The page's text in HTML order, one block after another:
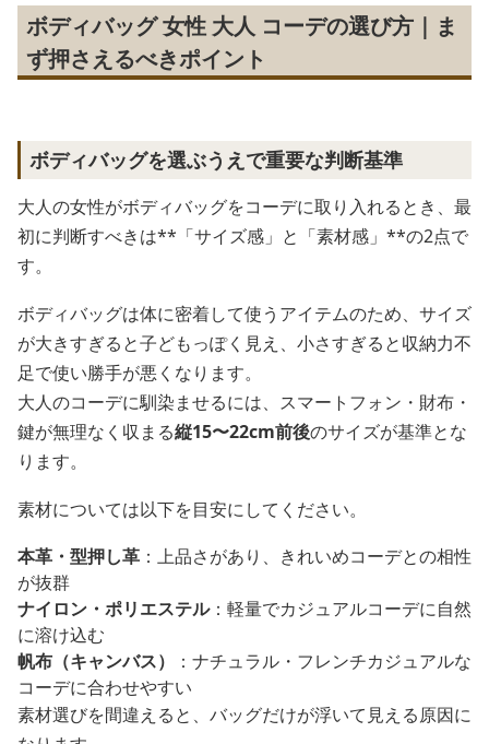
ボディバッグ 女性 大人 コーデの選び方｜ま
ず押さえるべきポイント
ボディバッグを選ぶうえで重要な判断基準
大人の女性がボディバッグをコーデに取り入れるとき、最
初に判断すべきは**「サイズ感」と「素材感」**の2点で
す。
ボディバッグは体に密着して使うアイテムのため、サイズ
が大きすぎると子どもっぽく見え、小さすぎると収納力不
足で使い勝手が悪くなります。
大人のコーデに馴染ませるには、スマートフォン・財布・
鍵が無理なく収まる縦15〜22cm前後のサイズが基準とな
ります。
素材については以下を目安にしてください。
本革・型押し革 ：上品さがあり、きれいめコーデとの相性
が抜群
ナイロン・ポリエステル：軽量でカジュアルコーデに自然
に溶け込む
帆布（キャンバス）
：ナチュラル・フレンチカジュアルな
コーデに合わせやすい
素材選びを間違えると、バッグだけが浮いて見える原因に